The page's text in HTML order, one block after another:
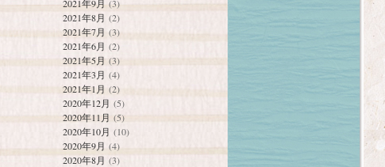
2021年9月(3)
2021年8月 (2)
2021年7月 (3)
2021年6月 (2)
2021年5月(3)
2021年3月 (4)
2021年1月 (2)
2020年12月 (5)
2020年11月 (5)
2020年10月 (10)
2020年9月 (4)
2020年8月 (3)